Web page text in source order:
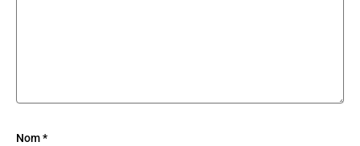
Nom*